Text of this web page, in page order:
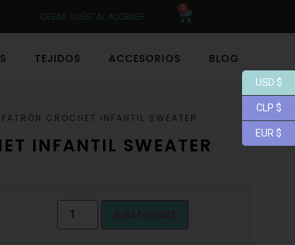
CREAR CUENTA/ ACCEDER
0
TEJIDOS ACCESORIOS BLOG
CROCHET INFANTIL SWEATER
INFANTIL SWEATER
Add to cart
USD $
CLP $
EUR $